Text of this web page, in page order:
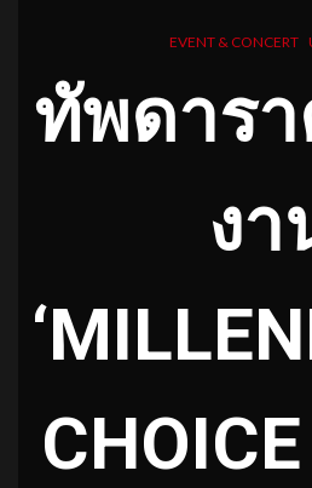
EVENT & CONCERT
ทัพดาร
งา